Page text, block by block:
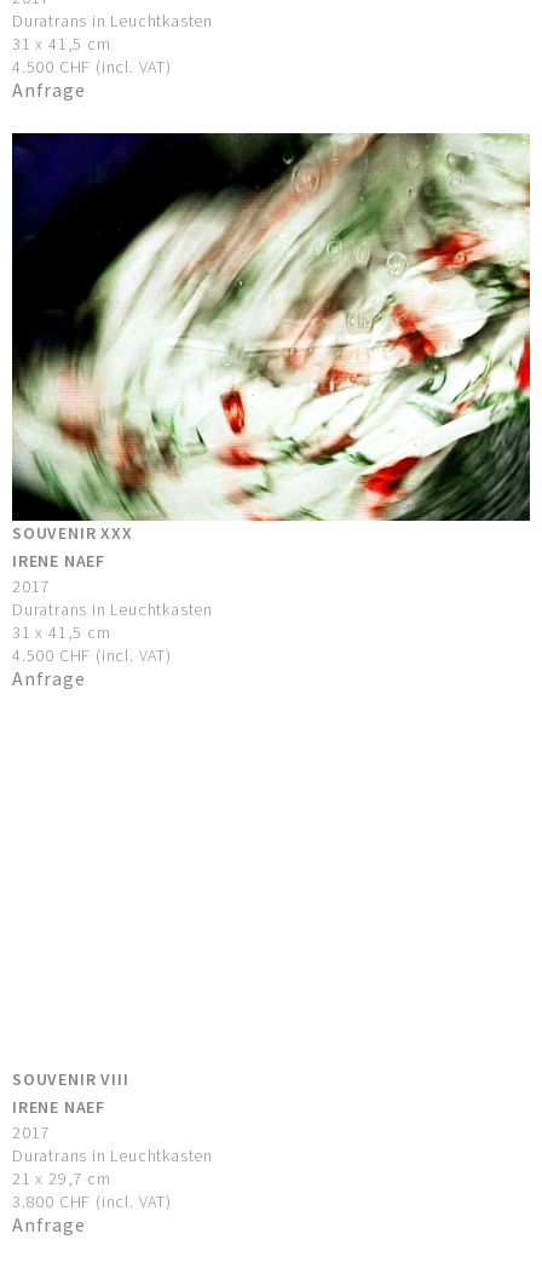
Duratrans in Leuchtkasten
31 x 41,5 cm
4.500 CHF (incl. VAT)
Anfrage
SOUVENIR XXX
IRENE NAEF
2017
Duratrans in Leuchtkasten
31 x 41,5 cm
4.500 CHF (incl. VAT)
Anfrage
SOUVENIR VIII
IRENE NAEF
2017
Duratrans in Leuchtkasten
21 x 29,7 cm
3.800 CHF (incl. VAT)
Anfrage